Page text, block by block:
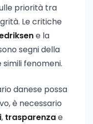
priorità tra
Le critiche
e la
segni della
fenomeni.
danese possa
è necessario
, trasparenzae